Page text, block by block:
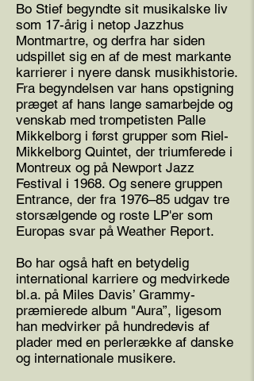
Bo Stief begyndte sit musikalske liv
som 17-årig i netop Jazzhus
Montmartre, og derfra har siden
udspillet sig en af de mest markante
karrierer i nyere dansk musikhistorie.
Fra begyndelsen var hans opstigning
præget af hans lange samarbejde og
venskab med trompetisten Palle
Mikkelborg i først grupper som Riel-
Mikkelborg Quintet, der triumferede i
Montreux og på Newport Jazz
Festival i 1968. Og senere gruppen
Entrance, der fra 1976–85 udgav tre
storsælgende og roste LP'er som
Europas svar på Weather Report.
Bo har også haft en betydelig
international karriere og medvirkede
bl.a. på Miles Davis’ Grammy-
præmierede album "Aura”, ligesom
han medvirker på hundredevis af
plader med en perlerække af danske
og internationale musikere.